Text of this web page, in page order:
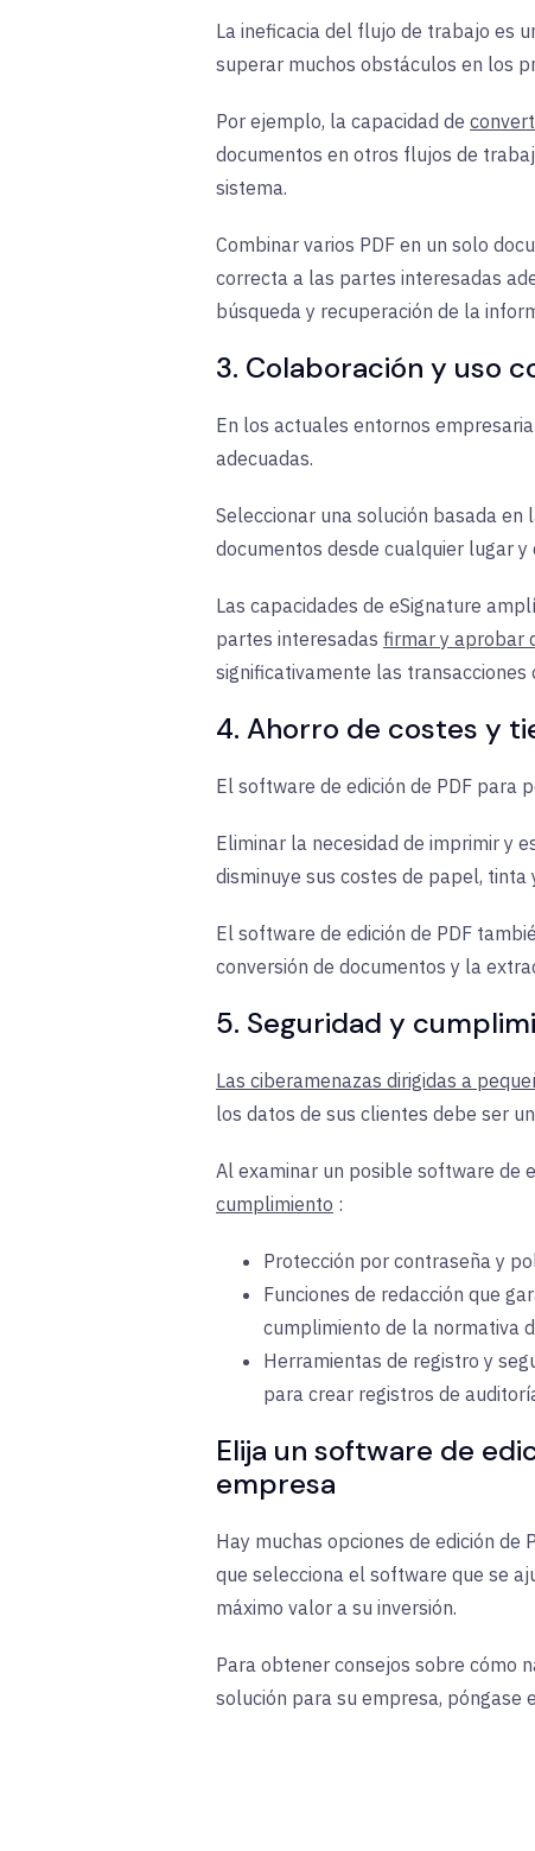
La ineficacia del flujo de trabajo es
superar muchos obstáculos en los
Por ejemplo, la capacidad de
documentos en otros flujos de
sistema.
Combinar varios PDF en un solo
correcta a las partes interesadas
búsqueda y recuperación de la
3. Colaboración y uso
En los actuales entornos
adecuadas.
Seleccionar una solución basada
documentos desde cualquier lugar
Las capacidades de eSignature
partes interesadas firmar y aprobar
significativamente las transacciones
4. Ahorro de costes y
El software de edición de PDF para
Eliminar la necesidad de imprimir y
disminuye sus costes de papel,
El software de edición de PDF
conversión de documentos y la
5. Seguridad y
Las ciberamenazas dirigidas a
los datos de sus clientes debe ser
Al examinar un posible software de
cumplimiento :
Protección por contraseña y
Funciones de redacción que
cumplimiento de la normativa
Herramientas de registro y
para crear registros de
Elija un software de
empresa
Hay muchas opciones de edición de
que selecciona el software que se
máximo valor a su inversión.
Para obtener consejos sobre cómo
solución para su empresa, póngase